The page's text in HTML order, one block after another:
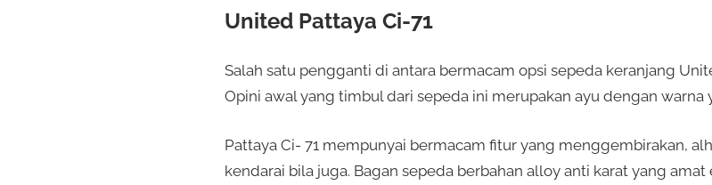
United Pattaya Ci-71
Salah satu pengganti di antara bermacam opsi sepeda keranjang
Opini awal yang timbul dari sepeda ini merupakan ayu dengan warna
Pattaya Ci- 71 mempunyai bermacam fitur yang menggembirakan,
kendarai bila juga. Bagan sepeda berbahan alloy anti karat yang